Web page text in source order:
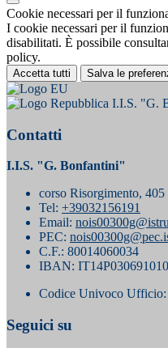
Cookie necessari per il
I cookie necessari per il
disabilitati. È possibile
policy.
Accetta tutti Salva le
I.I.S. "G.
Contatti
I.I.S. "G. Bonfantini"
corso Risorgimento,
Tel: +39032156191
Email:
PEC:
C.F.: 80014060034
IBAN:
Codice Univoco
Seguici su